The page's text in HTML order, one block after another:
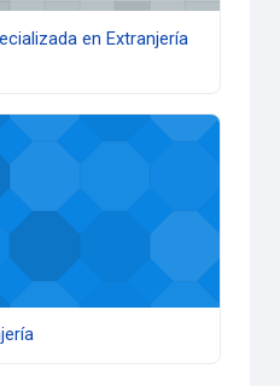
en Extranjería